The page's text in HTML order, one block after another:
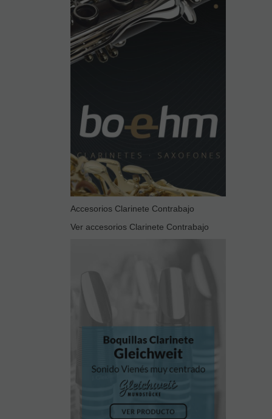
Accesorios Clarinete Contrabajo
Ver accesorios Clarinete Contrabajo